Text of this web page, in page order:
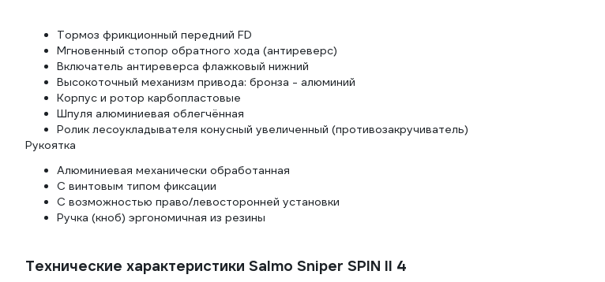
Тормоз фрикционный передний FD
Мгновенный стопор обратного хода (антиреверс)
Включатель антиреверса флажковый нижний
Высокоточный механизм привода: бронза - алюминий
Корпус и ротор карбопластовые
Шпуля алюминиевая облегчённая
Ролик лесоукладывателя конусный увеличенный (противозакручиватель)
Рукоятка
Алюминиевая механически обработанная
С винтовым типом фиксации
С возможностью право/левосторонней установки
Ручка (кноб) эргономичная из резины
Технические характеристики Salmo Sniper SPIN II 4